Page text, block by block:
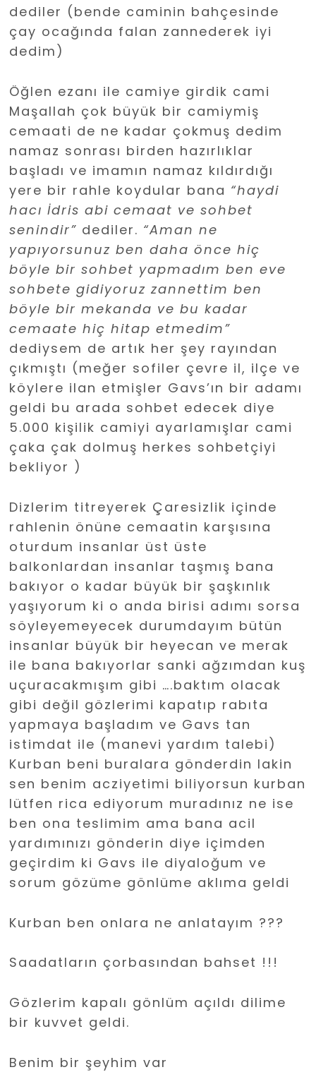
dediler (bende caminin bahçesinde
çay ocağında falan zannederek iyi
dedim)
Öğlen ezanı ile camiye girdik cami
Maşallah çok büyük bir camiymiş
cemaati de ne kadar çokmuş dedim
namaz sonrası birden hazırlıklar
başladı ve imamın namaz kıldırdığı
yere bir rahle koydular bana “haydi
hacı İdris abi cemaat ve sohbet
senindir” dediler. “Aman ne
yapıyorsunuz ben daha önce hiç
böyle bir sohbet yapmadım ben eve
sohbete gidiyoruz zannettim ben
böyle bir mekanda ve bu kadar
cemaate hiç hitap etmedim”
dediysem de artık her şey rayından
çıkmıştı (meğer sofiler çevre il, ilçe ve
köylere ilan etmişler Gavs’ın bir adamı
geldi bu arada sohbet edecek diye
5.000 kişilik camiyi ayarlamışlar cami
çaka çak dolmuş herkes sohbetçiyi
bekliyor )
Dizlerim titreyerek Çaresizlik içinde
rahlenin önüne cemaatin karşısına
oturdum insanlar üst üste
balkonlardan insanlar taşmış bana
bakıyor o kadar büyük bir şaşkınlık
yaşıyorum ki o anda birisi adımı sorsa
söyleyemeyecek durumdayım bütün
insanlar büyük bir heyecan ve merak
ile bana bakıyorlar sanki ağzımdan kuş
uçuracakmışım gibi ….baktım olacak
gibi değil gözlerimi kapatıp rabıta
yapmaya başladım ve Gavs tan
istimdat ile (manevi yardım talebi)
Kurban beni buralara gönderdin lakin
sen benim acziyetimi biliyorsun kurban
lütfen rica ediyorum muradınız ne ise
ben ona teslimim ama bana acil
yardımınızı gönderin diye içimden
geçirdim ki Gavs ile diyaloğum ve
sorum gözüme gönlüme aklıma geldi
Kurban ben onlara ne anlatayım ???
Saadatların çorbasından bahset !!!
Gözlerim kapalı gönlüm açıldı dilime
bir kuvvet geldi.
Benim bir şeyhim var